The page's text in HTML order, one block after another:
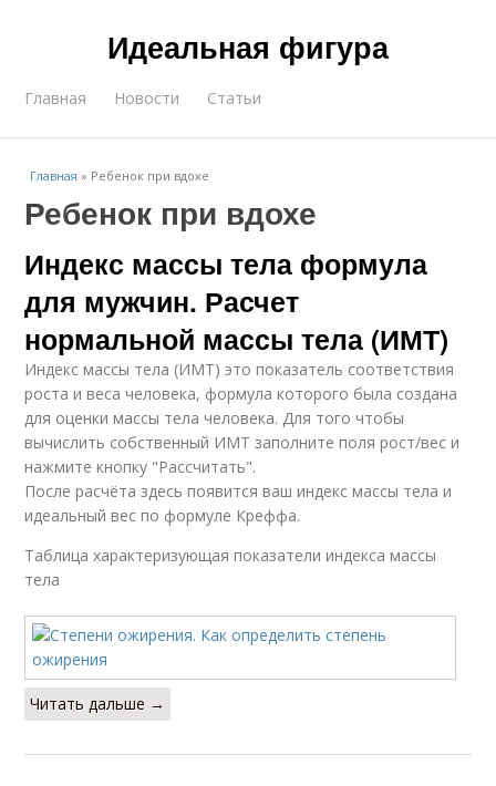
Идеальная фигура
Главная Новости Статьи
Главная » Ребенок при вдохе
Ребенок при вдохе
Индекс массы тела формула
для мужчин. Расчет
нормальной массы тела (ИМТ)
Индекс массы тела (ИМТ) это показатель соответствия
роста и веса человека, формула которого была создана
для оценки массы тела человека. Для того чтобы
вычислить собственный ИМТ заполните поля рост/вес и
нажмите кнопку "Рассчитать".
После расчёта здесь появится ваш индекс массы тела и
идеальный вес по формуле Креффа.
Таблица характеризующая показатели индекса массы
тела
Читать дальше →